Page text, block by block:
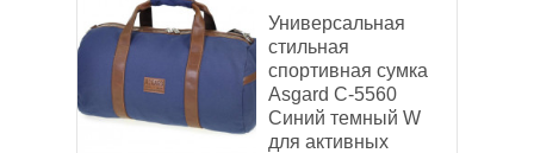
OrsOro Asgard Across
MONKKING
КАРТЕКС
Grizzly
Универсальная
стильная
спортивная сумка
Asgard С-5560
Синий темный W
для активных